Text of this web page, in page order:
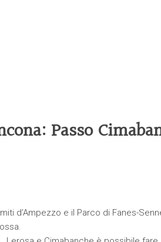
Passo
d’Ampezzo e il Parco di Fanes-